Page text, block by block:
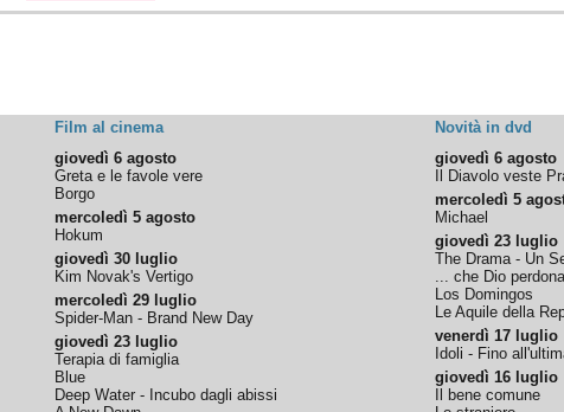
Film al cinema Novità in dvd
giovedì 6 agosto
Greta e le favole vere
Borgo
mercoledì 5 agosto
Hokum
giovedì 30 luglio
Kim Novak's Vertigo
mercoledì 29 luglio
Spider-Man - Brand New Day
giovedì 23 luglio
Terapia di famiglia
Blue
Deep Water - Incubo dagli abissi
giovedì 6 agosto
Il Diavolo veste
mercoledì 5
Michael
giovedì 23 luglio
The Drama - Un
... che Dio
Los Domingos
Le Aquile della
venerdì 17 luglio
Idoli - Fino
giovedì 16 luglio
Il bene comune